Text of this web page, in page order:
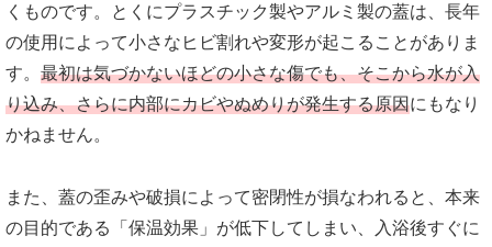
くものです。とくにプラスチック製やアルミ製の蓋は、長年
の使用によって小さなヒビ割れや変形が起こることがありま
す。 最初は気づかないほどの小さな傷でも、そこから水が入
り込み、さらに内部にカビやぬめりが発生する原因にもなり
かねません。
また、蓋の歪みや破損によって密閉性が損なわれると、本来
の目的である「保温効果」が低下してしまい、入浴後すぐに